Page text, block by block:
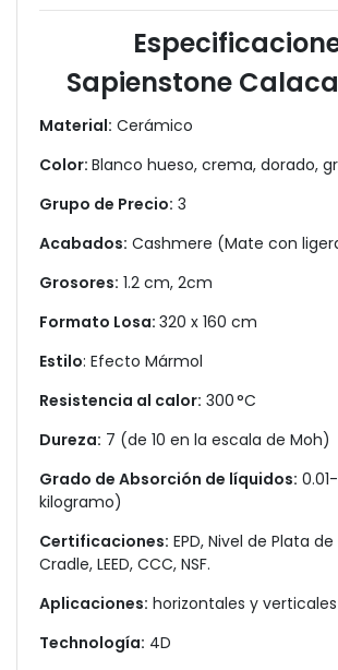
Sapienstone
Material: Cerámico
Color: Blanco hueso, crema, dorado,
Grupo de Precio: 3
Acabados: Cashmere (Mate con
Grosores: 1.2 cm, 2cm
Formato Losa: 320 x 160 cm
Estilo: Efecto Mármol
Resistencia al calor: 300 °C
Dureza: 7 (de 10 en la escala de Moh)
Grado de Absorción de líquidos:
kilogramo)
Certificaciones: EPD, Nivel de Plata
Cradle, LEED, CCC, NSF.
Aplicaciones: horizontales y verticales
Technología: 4D